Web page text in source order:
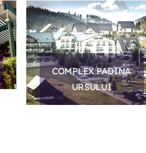
COMPLEX PADINA
URSULUI